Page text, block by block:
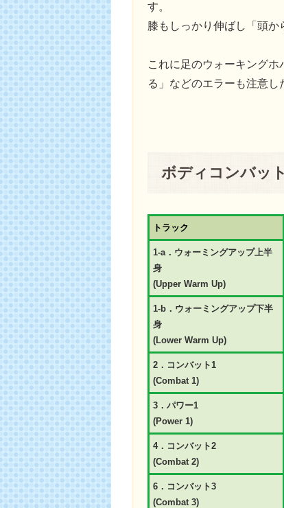
す。
膝もしっかり伸ばし「頭か
これに足のウォーキング
る」などのエラーも注意し
ボディコンバッ
トラック
1-a．ウォーミングアップ上半
身
(Upper Warm Up)
1-b．ウォーミングアップ下半
身
(Lower Warm Up)
2．コンバット1
(Combat 1)
3．パワー1
(Power 1)
4．コンバット2
(Combat 2)
6．コンバット3
(Combat 3)